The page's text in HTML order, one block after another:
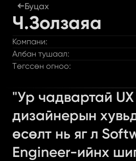
Буцах
Ч.Золзаяа
Компани:
Албан тушаал:
Төгссөн огноо:
"Ур чадвартай UX
дизайнерын
өсөлт нь яг л
Engineer-ийнх